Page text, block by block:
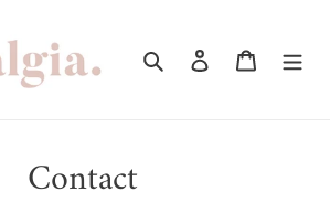
Cerca Accedi Carrello
Contact